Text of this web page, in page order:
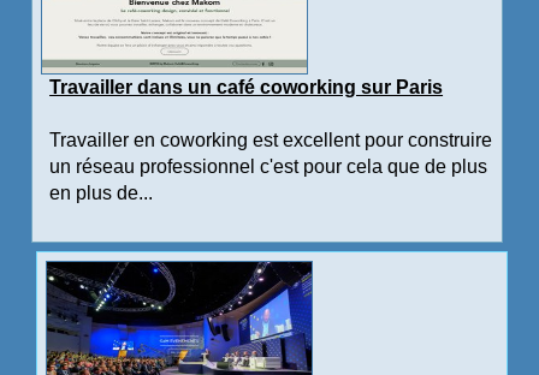
Travailler dans un café coworking sur Paris
Travailler en coworking est excellent pour construire
un réseau professionnel c'est pour cela que de plus
en plus de...